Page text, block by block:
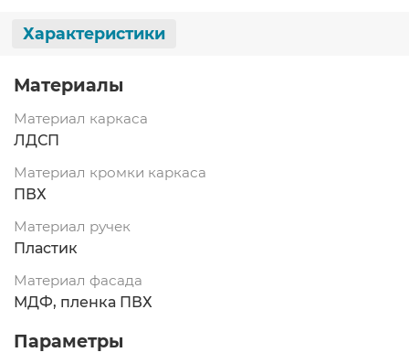
Характеристики
Материалы
Материал каркаса
ЛДСП
Материал кромки каркаса
ПВХ
Материал ручек
Пластик
Материал фасада
МДФ, пленка ПВХ
Параметры